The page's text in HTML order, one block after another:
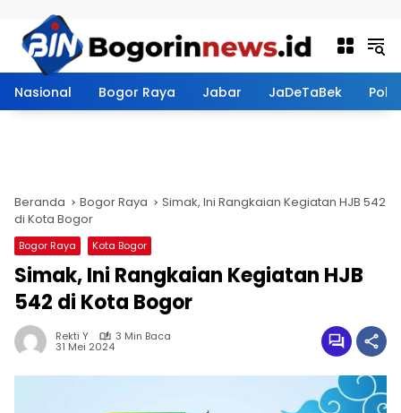
Nasional Bogor Raya Jabar JaDeTaBek
Beranda Bogor Raya
Simak, Ini Rangkaian Kegiatan HJB 542
di Kota Bogor
Bogor Raya Kota Bogor
Simak, Ini Rangkaian Kegiatan HJB
542 di Kota Bogor
Rekti Y 3 Min Baca
31 Mei 2024